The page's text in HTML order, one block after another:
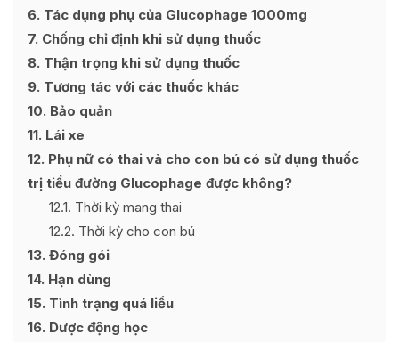
6 Tác dụng phụ của Glucophage 1000mg
7 Chống chỉ định khi sử dụng thuốc
8 Thận trọng khi sử dụng thuốc
9 Tương tác với các thuốc khác
10 Bảo quản
11 Lái xe
12 Phụ nữ có thai và cho con bú có sử dụng thuốc
trị tiểu đường Glucophage được không?
12.1 Thời kỳ mang thai
12.2 Thời kỳ cho con bú
13 Đóng gói
14 Hạn dùng
15 Tình trạng quá liều
16 Dược động học